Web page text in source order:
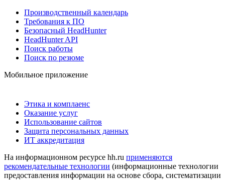
Производственный календарь
Требования к ПО
Безопасный HeadHunter
HeadHunter API
Поиск работы
Поиск по резюме
Мобильное приложение
Этика и комплаенс
Оказание услуг
Использование сайтов
Защита персональных данных
ИТ аккредитация
На информационном ресурсе hh.ru применяются
рекомендательные технологии (информационные технологии
предоставления информации на основе сбора, систематизации